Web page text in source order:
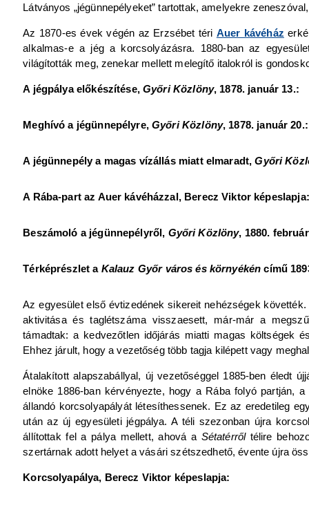
Látványos „jégünnepélyeket” tartottak, amelyekre
Az 1870-es évek végén az Erzsébet téri Auer kávéház
alkalmas-e a jég a korcsolyázásra. 1880-ban az
világították meg, zenekar mellett melegítő italokról is
A jégpálya előkészítése,Győri Közlöny, 1878. január 13.:
Meghívó a jégünnepélyre,Győri Közlöny, 1878. január 20.:
A jégünnepély a magas vízállás miatt elmaradt,Győri
A Rába-part az Auer kávéházzal, Berecz Viktor képeslapja:
Beszámoló a jégünnepélyről, Győri Közlöny, 1880.
Térképrészlet a Kalauz Győr város és környékén című
Az egyesület első évtizedének sikereit nehézségek
aktivitása és taglétszáma visszaesett, már-már a
támadtak: a kedvezőtlen időjárás miatti magas költségek
Ehhez járult, hogy a vezetőség több tagja kilépett vagy
Átalakított alapszabállyal, új vezetőséggel 1885-ben éledt
elnöke 1886-ban kérvényezte, hogy a Rába folyó partján,
állandó korcsolyapályát létesíthessenek. Ez az eredetileg
után az új egyesületi jégpálya. A téli szezonban újra
állítottak fel a pálya mellett, ahová a Sétatérrőltélire
szertárnak adott helyet a vásári szétszedhető, évente újra
Korcsolyapálya, Berecz Viktor képeslapja: